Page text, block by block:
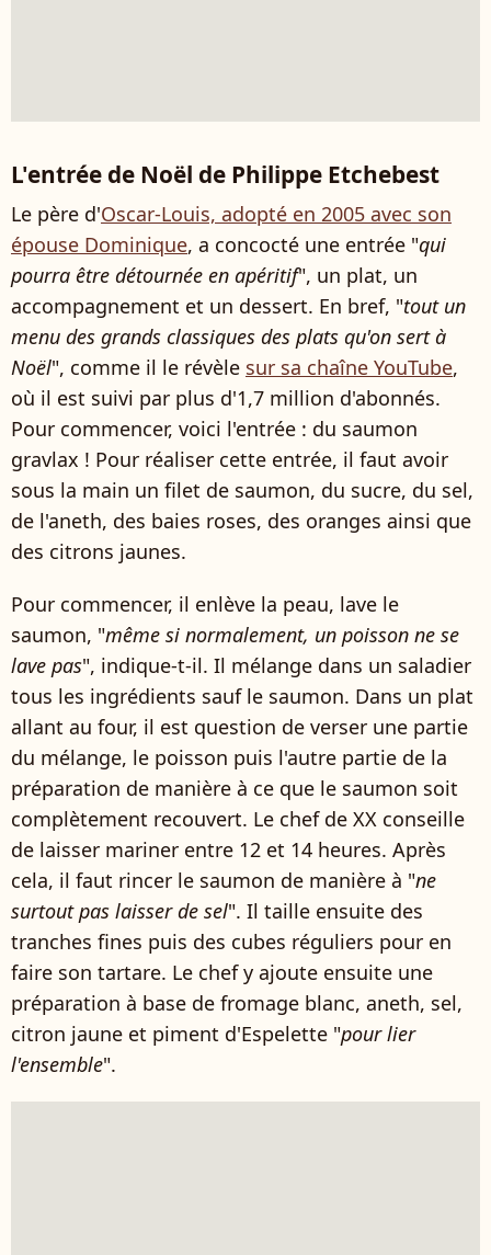
L'entrée de Noël de Philippe Etchebest
Le père d'Oscar-Louis, adopté en 2005 avec son
épouse Dominique, a concocté une entrée "qui
pourra être détournée en apéritif", un plat, un
accompagnement et un dessert. En bref, "tout un
menu des grands classiques des plats qu'on sert à
Noël", comme il le révèle sur sa chaîne YouTube,
où il est suivi par plus d'1,7 million d'abonnés.
Pour commencer, voici l'entrée : du saumon
gravlax ! Pour réaliser cette entrée, il faut avoir
sous la main un filet de saumon, du sucre, du sel,
de l'aneth, des baies roses, des oranges ainsi que
des citrons jaunes.
Pour commencer, il enlève la peau, lave le
saumon, "même si normalement, un poisson ne se
lave pas", indique-t-il. Il mélange dans un saladier
tous les ingrédients sauf le saumon. Dans un plat
allant au four, il est question de verser une partie
du mélange, le poisson puis l'autre partie de la
préparation de manière à ce que le saumon soit
complètement recouvert. Le chef de XX conseille
de laisser mariner entre 12 et 14 heures. Après
cela, il faut rincer le saumon de manière à "ne
surtout pas laisser de sel". Il taille ensuite des
tranches fines puis des cubes réguliers pour en
faire son tartare. Le chef y ajoute ensuite une
préparation à base de fromage blanc, aneth, sel,
citron jaune et piment d'Espelette "pour lier
l'ensemble".